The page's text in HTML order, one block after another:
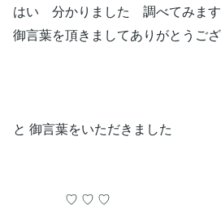
はい 分かりました 調べてみます
御言葉を頂きましてありがとうご
と 御言葉をいただきました
♡ ♡ ♡